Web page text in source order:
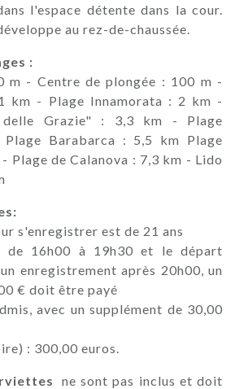
l'espace détente dans la cour.
au rez-de-chaussée.
:
m - Centre de plongée : 100 m -
km - Plage Innamorata : 2 km -
delle Grazie" : 3,3 km - Plage
Barabarca : 5,5 km Plage
Plage de Calanova : 7,3 km - Lido
s'enregistrer est de 21 ans
de 16h00 à 19h30 et le départ
enregistrement après 20h00, un
€ doit être payé
avec un supplément de 30,00
: 300,00 euros.
ne sont pas inclus et doit